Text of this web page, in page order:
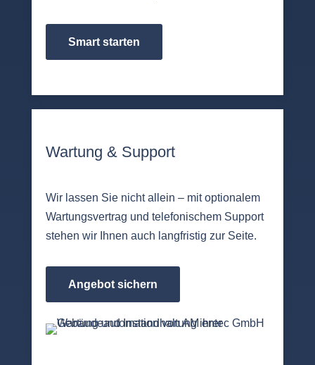
Smart starten
Wartung & Support
Wir lassen Sie nicht allein – mit optionalem
Wartungsvertrag und telefonischem Support
stehen wir Ihnen auch langfristig zur Seite.
Angebot sichern